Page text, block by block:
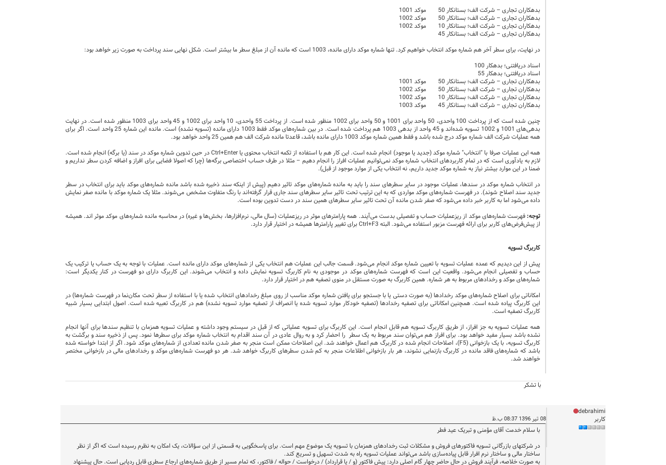
بدهکاران تجاری – شرکت الف؛ بستانکار 50 موکد 1001
بدهکاران تجاری – شرکت الف؛ بستانکار 50 موکد 1002
بدهکاران تجاری – شرکت الف؛ بستانکار 10 موکد 1002
بدهکاران تجاری – شرکت الف؛ بستانکار 45
در نهایت، برای سطر آخر هم شماره موکد انتخاب خواهیم کرد. تنها شماره موکد دارای مانده، 1003 است که مانده آن از مبلغ سطر ما بیشتر است. شکل نهایی سند پرداخت به صورت زیر خواهد بود:
اسناد دریافتنی؛ بدهکار 100
اسناد دریافتنی؛ بدهکار 55
بدهکاران تجاری – شرکت الف؛ بستانکار 50 موکد 1001
بدهکاران تجاری – شرکت الف؛ بستانکار 50 موکد 1002
بدهکاران تجاری – شرکت الف؛ بستانکار 10 موکد 1002
بدهکاران تجاری – شرکت الف؛ بستانکار 45 موکد 1003
چنین شده است که از پرداخت 100 واحدی، 50 واحد برای 1001 و 50 واحد برای 1002 منظور شده است. از پرداخت 55 واحدی، 10 واحد برای 1002 و 45 واحد برای 1003 منظور شده است. در نهایت
بدهی‌های 1001 و 1002 تسویه شده‌اند و 45 واحد از بدهی 1003 هم پرداخت شده است. در بین شماره‌های موکد فقط 1003 دارای مانده (تسویه نشده) است. مانده این شماره 25 واحد است. اگر برای
همه عملیات شرکت الف شماره موکد درج شده باشد و فقط همین شماره موکد 1003 دارای مانده باشد، قاعدتا مانده شرکت الف هم همین 25 واحد خواهد بود.
همه این عملیات صرفا با "انتخاب" شماره موکد (جدید یا موجود) انجام شده است. این کار هم با استفاده از تکمه انتخاب محتوی یا Ctrl+Enter در حین تدوین شماره موکد در سند (یا برگه) انجام شده است.
لازم به یادآوری است که در تمام کاربردهای انتخاب شماره موکد نمی‌توانیم عملیات افراز را انجام دهیم – مثلا در طرف حساب اختصاصی برگه‌ها (چرا که اصولا فضایی برای افراز و اضافه کردن سطر نداریم و
ضمنا در این موارد بیشتر نیاز به شماره موکد جدید داریم، نه انتخاب یکی از موارد موجود از قبل).
در انتخاب شماره موکد در سندها، عملیات موجود در سایر سطرهای سند را باید به مانده شماره‌های موکد تاثیر دهیم (پیش از اینکه سند ذخیره شده باشد مانده شماره‌های موکد باید برای انتخاب در سطر
جدید سند اصلاح شوند). در فهرست شماره‌های موکد مواردی که به این ترتیب تحت تاثیر سایر سطرهای سند جاری قرار گرفته‌اند با رنگ متفاوت مشخص می‌شوند. مثلا یک شماره موکد با مانده صفر نمایش
داده می‌شود اما به کاربر خبر داده می‌شود که صفر شدن مانده آن تحت تاثیر سایر سطرهای همین سند در دست تدوین بوده است.
توجه: فهرست شماره‌های موکد از ریزعملیات حساب و تفصیلی بدست می‌آیند. همه پارامترهای موثر در ریزعملیات (سال مالی، نرم‌افزارها، بخش‌ها و غیره) در محاسبه مانده شماره‌های موکد موثر اند. همیشه
از پیش‌فرض‌های کاربر برای ارائه فهرست مزبور استفاده می‌شود. البته Ctrl+F3 برای تغییر پارامترها همیشه در اختیار قرار دارد.
کاربرگ تسویه
پیش از این دیدیم که عمده عملیات تسویه با تعیین شماره موکد انجام می‌شود. قسمت جالب این عملیات هم انتخاب یکی از شماره‌های موکد دارای مانده است. عملیات با توجه به یک حساب یا ترکیب یک
حساب و تفصیلی انجام می‌شود. واقعیت این است که فهرست شماره‌های موکد در موجودی به نام کاربرگ تسویه نمایش داده و انتخاب می‌شوند. این کاربرگ دارای دو فهرست در کنار یکدیگر است:
شماره‌های موکد و رخدادهای مربوط به هر شماره. همین کاربرگ به صورت مستقل در منوی تصفیه هم در اختیار قرار دارد.
امکاناتی برای اصلاح شماره‌های موکد رخدادها (به صورت دستی یا با جستجو برای یافتن شماره موکد مناسب از روی مبلغ رخدادهای انتخاب شده یا با استفاده از سطر تحت مکان‌نما در فهرست شماره‌ها) در
این کاربرگ پیاده شده است. همچنین امکاناتی برای تصفیه رخدادها (تصفیه خودکار موارد تسویه شده یا انصراف از تصفیه موارد تسویه نشده) هم در کاربرگ تعبیه شده است. اصول ابتدایی بسیار شبیه
کاربرگ تصفیه است.
همه عملیات تسویه به جز افراز، از طریق کاربرگ تسویه هم قابل انجام است. این کاربرگ برای تسویه عملیاتی که از قبل در سیستم وجود داشته و عملیات تسویه همزمان با تنظیم سندها برای آنها انجام
نشده باشد بسیار مفید خواهد بود. برای افراز هم می‌توان سند مربوط به یک سطر را احضار کرد و به روال عادی در آن سند اقدام به انتخاب شماره موکد برای سطرها نمود. پس از ذخیره سند و برگشت به
کاربرگ تسویه، با یک بازخوانی (F5)، اصلاحات انجام شده در کاربرگ هم اعمال خواهند شد. این اصلاحات ممکن است منجر به صفر شدن مانده تعدادی از شماره‌های موکد شود. اگر از ابتدا خواسته شده
باشد که شماره‌های فاقد مانده در کاربرگ بازنمایی نشوند، هر بار بازخوانی اطلاعات منجر به کم شدن سطرهای کاربرگ خواهد شد. هر دو فهرست شماره‌های موکد و رخدادهای مالی در بازخوانی مختصر
خواهند شد.
با تشکر
debrahimi
کاربر
08 تیر 1396 08:37 ب.ظ
با سلام خدمت آقای مؤمنی و تبریک عید فطر
در شرکتهای بازرگانی تسویه فاکتورهای فروش و مشکلات ثبت رخدادهای همزمان با تسویه یک موضوع مهم است. برای پاسخگویی به قسمتی از این سؤالات، یک امکان به نظرم رسیده است که اگر از نظر
ساختار مالی و ساختار نرم افرار قابل پیاده‌سازی باشد می‌تواند عملیات تسویه راه به شدت تسهیل و تسریع کند.
به صورت خلاصه، فرآیند فروش در حال حاضر چهار گام اصلی دارد: پیش فاکتور (و / یا قرارداد) / درخواست / حواله / فاکتور، که تمام مسیر از طریق شماره‌های ارجاع سطری قابل ردیابی است. حال پیشنهاد